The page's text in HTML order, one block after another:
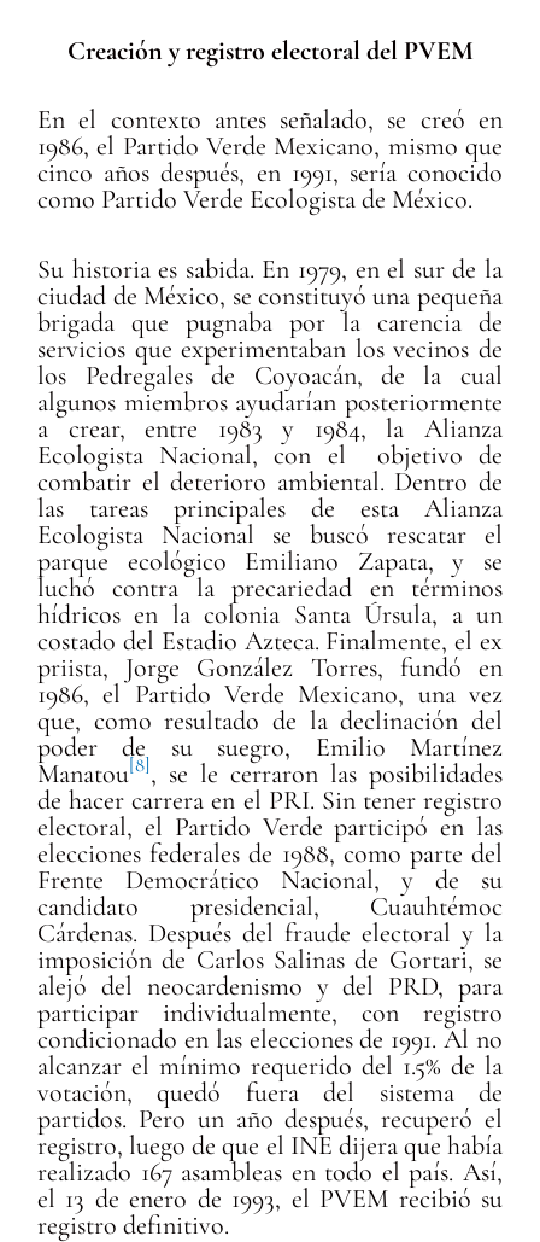
Creación y registro electoral del PVEM
En el contexto antes señalado, se creó en
1986, el Partido Verde Mexicano, mismo que
cinco años después, en 1991, sería conocido
como Partido Verde Ecologista de México.
Su historia es sabida. En 1979, en el sur de la
ciudad de México, se constituyó una pequeña
brigada que pugnaba por la carencia de
servicios que experimentaban los vecinos de
los Pedregales de
Coyoacán, de la cual
algunos miembros ayudarían posteriormente
a crear, entre 1983 y 1984, la Alianza
Ecologista Nacional, con el objetivo de
combatir el deterioro ambiental. Dentro de
las tareas principales de esta Alianza
Ecologista Nacional se buscó rescatar el
parque ecológico Emiliano Zapata, y se
luchó contra la precariedad en términos
hídricos en la colonia Santa Úrsula, a un
costado del Estadio Azteca. Finalmente, el ex
priista, Jorge González Torres, fundó en
1986, el Partido Verde Mexicano, una vez
que, como resultado de la declinación del
poder de su suegro, Emilio Martínez
Manatou[8] , se le cerraron las posibilidades
de hacer carrera en el PRI. Sin tener registro
electoral, el Partido Verde participó en las
elecciones federales de 1988, como parte del
Frente Democrático Nacional, y de su
candidato presidencial, Cuauhtémoc
Cárdenas. Después del fraude electoral y la
imposición de Carlos Salinas de Gortari, se
alejó del neocardenismo y del PRD, para
participar individualmente, con registro
condicionado en las elecciones de 1991. Al no
alcanzar el mínimo requerido del 1.5% de la
votación, quedó fuera del sistema de
partidos. Pero un año después, recuperó el
registro, luego de que el INE dijera que había
realizado 167 asambleas en todo el país. Así,
el 13 de enero de 1993, el PVEM recibió su
registro definitivo.